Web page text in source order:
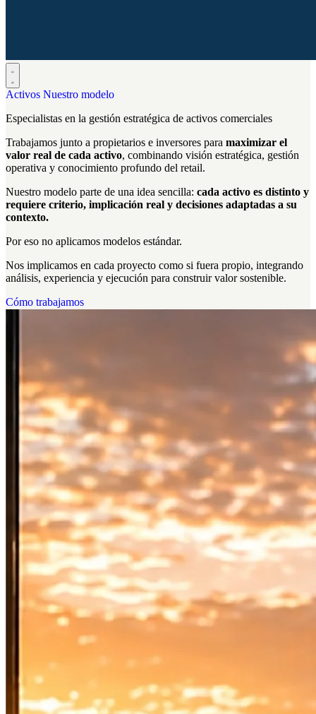
Activos Nuestro modelo
Especialistas en la gestión estratégica de activos comerciales
Trabajamos junto a propietarios e inversores para maximizar el
valor real de cada activo, combinando visión estratégica, gestión
operativa y conocimiento profundo del retail.
Nuestro modelo parte de una idea sencilla: cada activo es distinto y
requiere criterio, implicación real y decisiones adaptadas a su
contexto.
Por eso no aplicamos modelos estándar.
Nos implicamos en cada proyecto como si fuera propio, integrando
análisis, experiencia y ejecución para construir valor sostenible.
Cómo trabajamos